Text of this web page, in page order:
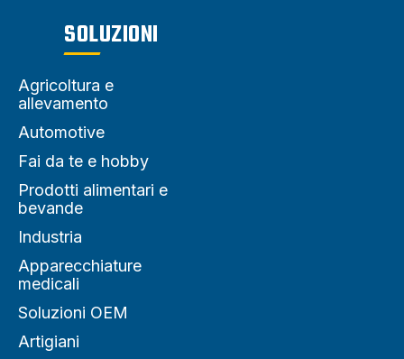
SOLUZIONI
Agricoltura e
allevamento
Automotive
Fai da te e hobby
Prodotti alimentari e
bevande
Industria
Apparecchiature
medicali
Soluzioni OEM
Artigiani